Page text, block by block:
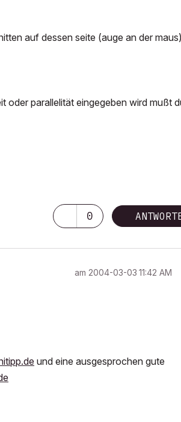
auf dessen seite (auge an der
oder parallelität eingegeben wird mußt
0
am ‎2004-03-03 11:42 AM
und eine ausgesprochen gute